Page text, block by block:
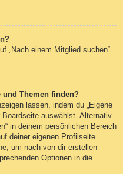
„Nach einem Mitglied suchen“.
und Themen finden?
lassen, indem du „Eigene
auswählst. Alternativ
in deinem persönlichen Bereich
deiner eigenen Profilseite
um nach von dir erstellen
Optionen in die